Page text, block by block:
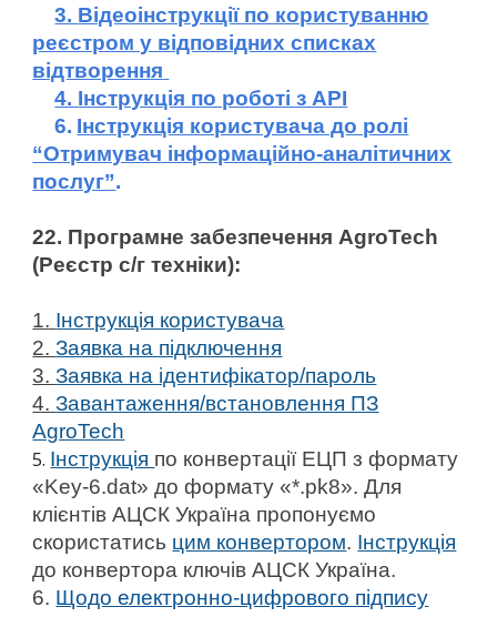
3. Відеоінструкції по користуванню
реєстром у відповідних списках
відтворення
4. Інструкція по роботі з АРІ
6. Інструкція користувача до ролі
“Отримувач інформаційно-аналітичних
послуг”.
22. Програмне забезпечення AgroTech
(Реєстр с/г техніки):
1. Інструкція користувача
2.Заявка на підключення
3.Заявка на ідентифікатор/пароль
4.Завантаження/встановлення ПЗ
AgroTech
5. Інструкція по конвертації ЕЦП з формату
«Key-6.dat» до формату «*.pk8». Для
клієнтів АЦСК Україна пропонуємо
скористатись цим конвертором. Інструкція
до конвертора ключів АЦСК Україна.
6. Щодо електронно-цифрового підпису